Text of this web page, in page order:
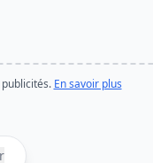
En savoir plus